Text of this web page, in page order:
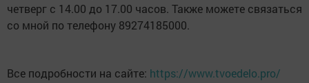
четверг с 14.00 до 17.00 часов. Также можете связаться
со мной по телефону 89274185000.
Все подробности на сайте: https://www.tvoedelo.pro/